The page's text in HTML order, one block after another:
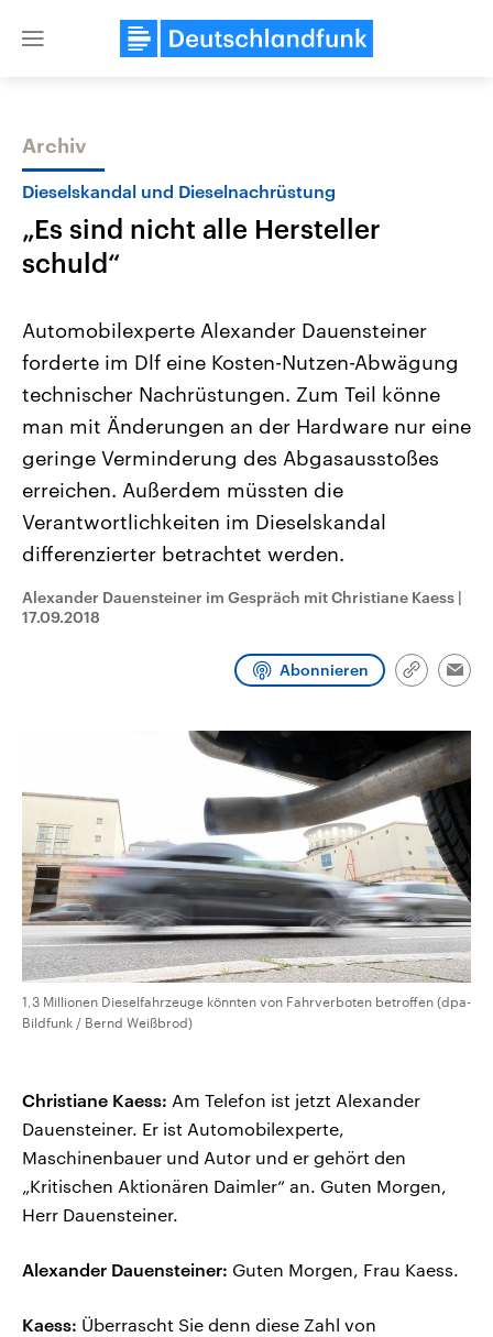
Close
Themen
Landtagswahl Sachsen-Anhalt
2026
Alle Informationen
Sachsen-Anhalt wählt am 6.
September 2026 einen neuen
Landtag. Seit 2021 wird das
Bundesland von einer Koalition aus
Umfragen, Prognosen,
Wahlprogramme, aktuelle Berichte
und Hintergründe zu den Parteien
Wahl.
USA
Aktuelle Beiträge,
Hintergründe
Wirtschaftlich und
gehören die Vereinigten
den mächtigsten Ländern
mit großem Einfluss auf
Sendungen Programm Podcasts
Audio-Archiv
Archiv
Dieselskandal und Dieselnachrüstung
„Es sind nicht alle Hersteller
schuld“
Automobilexperte Alexander Dauensteiner
forderte im Dlf eine Kosten-Nutzen-Abwägung
technischer Nachrüstungen. Zum Teil könne
man mit Änderungen an der Hardware nur eine
geringe Verminderung des Abgasausstoßes
erreichen. Außerdem müssten die
Verantwortlichkeiten im Dieselskandal
differenzierter betrachtet werden.
Alexander Dauensteiner im Gespräch mit Christiane Kaess |
17.09.2018
Abonnieren
Link
1,3 Millionen Dieselfahrzeuge könnten von Fahrverboten betroffen (dpa-
Bildfunk / Bernd Weißbrod)
Christiane Kaess: Am Telefon ist jetzt Alexander
Dauensteiner. Er ist Automobilexperte,
Maschinenbauer und Autor und er gehört den
„Kritischen Aktionären Daimler“ an. Guten Morgen,
Herr Dauensteiner.
Alexander Dauensteiner: Guten Morgen, Frau Kaess.
Kaess: Überrascht Sie denn diese Zahl von